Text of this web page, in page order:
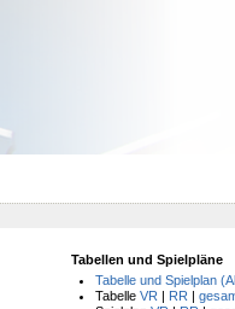
Tabellen und Spielpläne
Tabelle und Spielplan
Tabelle VR | RR |